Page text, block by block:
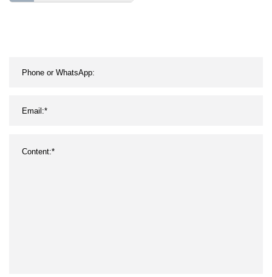
azul de PVC